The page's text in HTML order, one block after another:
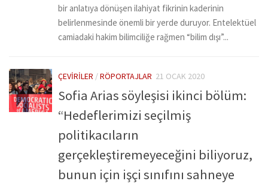
bir anlatıya dönüşen ilahiyat fikrinin kaderinin
belirlenmesinde önemli bir yerde duruyor. Entelektüel
camiadaki hakim bilimciliğe rağmen “bilim dışı”...
ÇEVIRILER /RÖPORTAJLAR 21 OCAK 2020
Sofia Arias söyleşisi ikinci bölüm:
“Hedeflerimizi seçilmiş
politikacıların
gerçekleştiremeyeceğini biliyoruz,
bunun için işçi sınıfını sahneye